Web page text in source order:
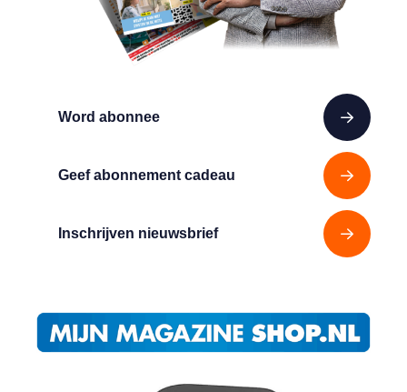
Word abonnee
Geef abonnement cadeau
Inschrijven nieuwsbrief